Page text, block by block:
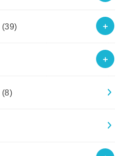
(39)
(8)